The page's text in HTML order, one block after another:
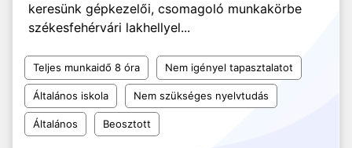
keresünk gépkezelői, csomagoló munkakörbe
székesfehérvári lakhellyel...
Teljes munkaidő 8 óra Nem igényel tapasztalatot
Általános iskola Nem szükséges nyelvtudás
Általános Beosztott